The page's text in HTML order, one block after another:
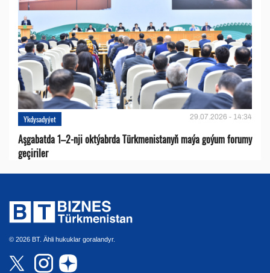
Ykdysadyýet 29.07.2026 - 14:34
Aşgabatda 1–2-nji oktýabrda Türkmenistanyň maýa goýum forumy
geçiriler
© 2026 BT. Ähli hukuklar goralandyr.